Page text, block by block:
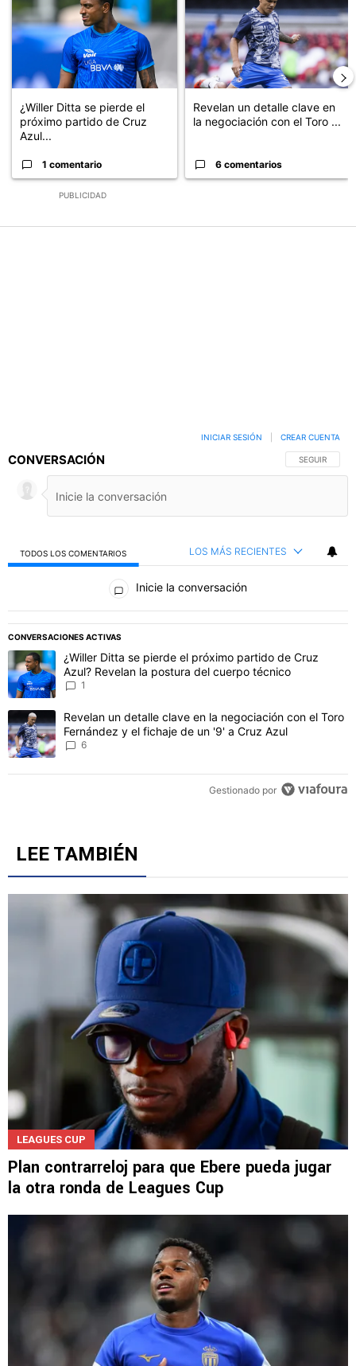
PUBLICIDAD
¿Willer Ditta se pierde el
próximo partido de Cruz
Azul...
1 comentario
Revelan un detalle clave en
la negociación con el Toro ...
6 comentarios
CONVERSACIÓN SIGA ESTA
SEGUIR
INICIAR SESIÓN CREAR CUENTA
TODOS LOS COMENTARIOS LOS MÁS RECIENTES
Todos los comentarios
Inicie la conversación
CONVERSACIONES ACTIVAS
Este listado muestra los artículos con más comentarios en los
Un artículo de tendencia con el título "¿Willer Ditta se pierde el
¿Willer Ditta se pierde el próximo partido de Cruz
Azul? Revelan la postura del cuerpo técnico
Un artículo de tendencia con el título "Revelan un detalle clave
Revelan un detalle clave en la negociación con el Toro
LEE TAMBIÉN
Plan contrarreloj para que Ebere pueda jugar
la otra ronda de Leagues Cup